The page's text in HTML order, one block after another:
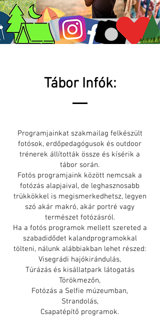
Tábor Infók:
Programjainkat szakmailag felkészült
fotósok, erdőpedagógusok és outdoor
trénerek állították össze és kísérik a
tábor során.
Fotós programjaink között nemcsak a
fotózás alapjaival, de leghasznosabb
trükkökkel is megismerkedhetsz, legyen
szó akár makró, akár portré vagy
természet fotózásról.
Ha a fotós programok mellett szereted a
szabadidődet kalandprogramokkal
tölteni, nálunk alábbiakban lehet részed:
Visegrádi hajókirándulás,
Túrázás és kisállatpark látogatás
Törökmezőn,
Fotózás a Selfie múzeumban,
Strandolás,
Csapatépítő programok.